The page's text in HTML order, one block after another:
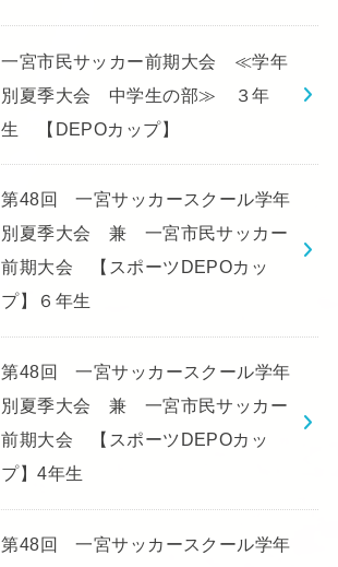
一宮市民サッカー前期大会 ≪学年
別夏季大会 中学生の部≫ ３年
生 【DEPOカップ】
第48回 一宮サッカースクール学年
別夏季大会 兼 一宮市民サッカー
前期大会 【スポーツDEPOカッ
プ】６年生
第48回 一宮サッカースクール学年
別夏季大会 兼 一宮市民サッカー
前期大会 【スポーツDEPOカッ
プ】4年生
第48回 一宮サッカースクール学年